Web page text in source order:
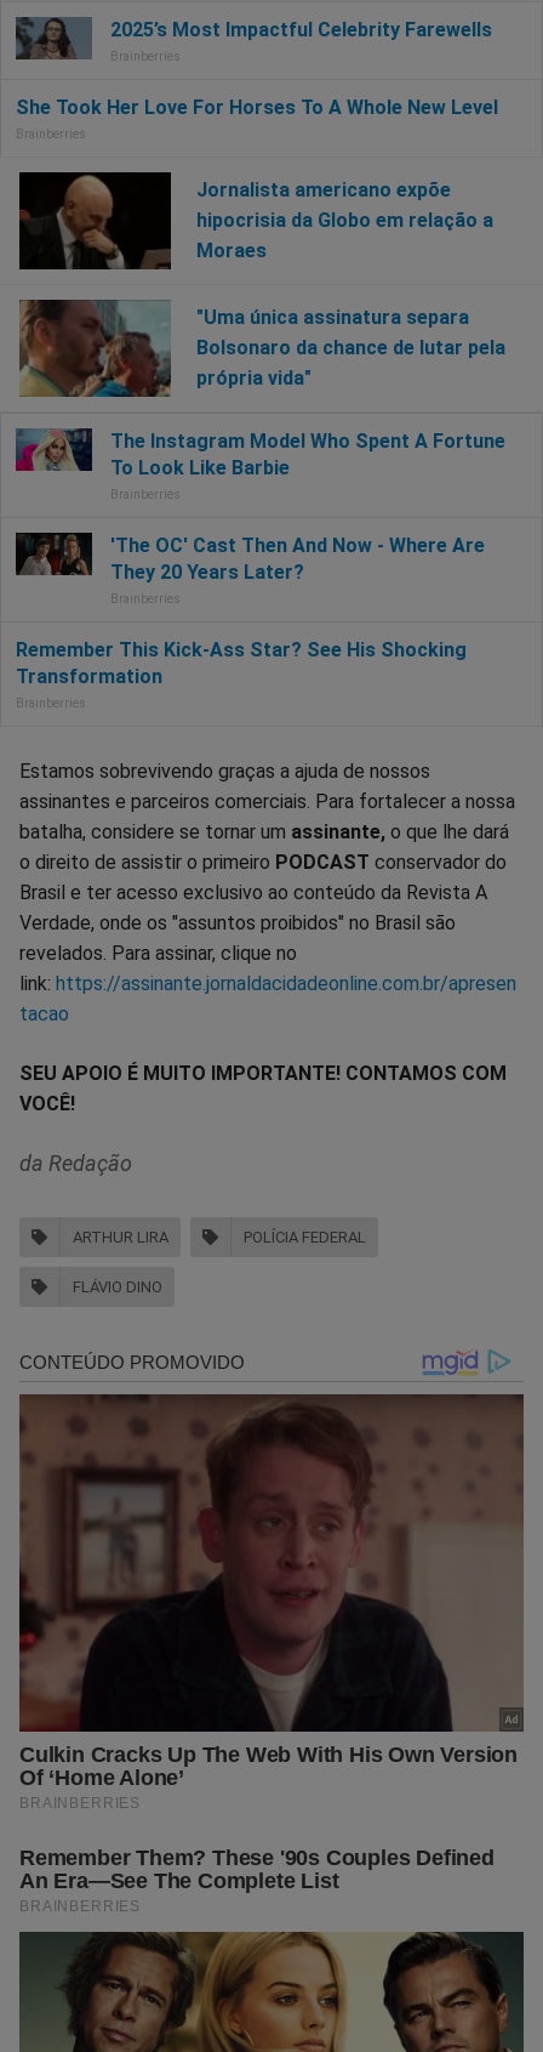
Jornalista americano expõe
hipocrisia da Globo em relação a
Moraes
"Uma única assinatura separa
Bolsonaro da chance de lutar pela
própria vida"
Estamos sobrevivendo graças a ajuda de nossos
assinantes e parceiros comerciais. Para fortalecer a nossa
batalha, considere se tornar um assinante, o que lhe dará
o direito de assistir o primeiro PODCAST conservador do
Brasil e ter acesso exclusivo ao conteúdo da Revista A
Verdade, onde os "assuntos proibidos" no Brasil são
revelados. Para assinar, clique no
link: https://assinante.jornaldacidadeonline.com.br/apresen
tacao
SEU APOIO É MUITO IMPORTANTE! CONTAMOS COM
VOCÊ!
da Redação
ARTHUR LIRA POLÍCIA FEDERAL
FLÁVIO DINO